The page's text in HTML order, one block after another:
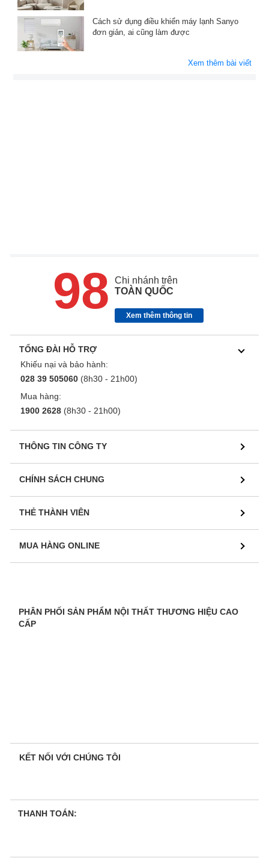
Cách sử dụng điều khiển máy lạnh Sanyo
đơn giản, ai cũng làm được
Xem thêm bài viết
98
Chi nhánh trên
TOÀN QUỐC
Xem thêm thông tin
TỔNG ĐÀI HỖ TRỢ
Khiếu nại và bảo hành:
028 39 505060 (8h30 - 21h00)
Mua hàng:
1900 2628 (8h30 - 21h00)
THÔNG TIN CÔNG TY
CHÍNH SÁCH CHUNG
THẺ THÀNH VIÊN
MUA HÀNG ONLINE
PHÂN PHỐI SẢN PHẨM NỘI THẤT THƯƠNG HIỆU CAO
CẤP
KẾT NỐI VỚI CHÚNG TÔI
THANH TOÁN: